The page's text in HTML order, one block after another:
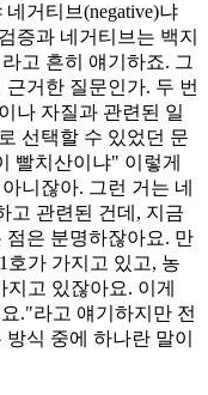
거티브(negative)냐
증과 네거티브는 백지
고 흔히 얘기하죠. 그
거한 질문인가. 두 번
나 자질과 관련된 일
선택할 수 있었던 문
빨치산이냐" 이렇게
니잖아. 그런 거는 네
고 관련된 건데, 지금
은 분명하잖아요. 만
호가 가지고 있고, 농
고 있잖아요. 이게
."라고 얘기하지만 전
식 중에 하나란 말이